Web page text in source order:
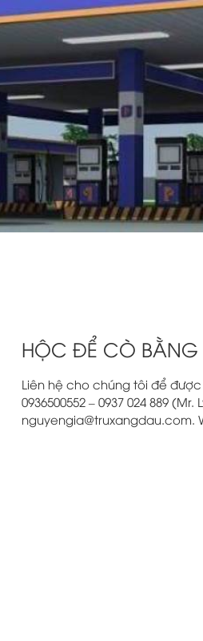
HỘC ĐỂ CÒ BẰNG
Liên hệ cho chúng tôi để được
0936500552 – 0937 024 889 (Mr.
nguyengia@truxangdau.com.